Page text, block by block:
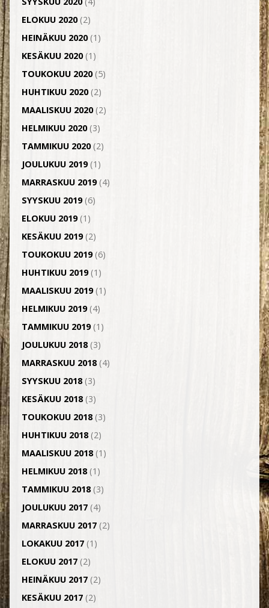
ELOKUU 2020(2)
HEINÄKUU 2020(1)
KESÄKUU 2020(1)
TOUKOKUU 2020(5)
HUHTIKUU 2020(2)
MAALISKUU 2020(2)
HELMIKUU 2020(3)
TAMMIKUU 2020(2)
JOULUKUU 2019(1)
MARRASKUU 2019(4)
SYYSKUU 2019(6)
ELOKUU 2019(1)
KESÄKUU 2019(2)
TOUKOKUU 2019(6)
HUHTIKUU 2019(1)
MAALISKUU 2019(1)
HELMIKUU 2019(4)
TAMMIKUU 2019(1)
JOULUKUU 2018(3)
MARRASKUU 2018(4)
SYYSKUU 2018(3)
KESÄKUU 2018(3)
TOUKOKUU 2018(3)
HUHTIKUU 2018(2)
MAALISKUU 2018(1)
HELMIKUU 2018(1)
TAMMIKUU 2018(3)
JOULUKUU 2017(4)
MARRASKUU 2017(2)
LOKAKUU 2017(1)
ELOKUU 2017(2)
HEINÄKUU 2017(2)
KESÄKUU 2017(2)